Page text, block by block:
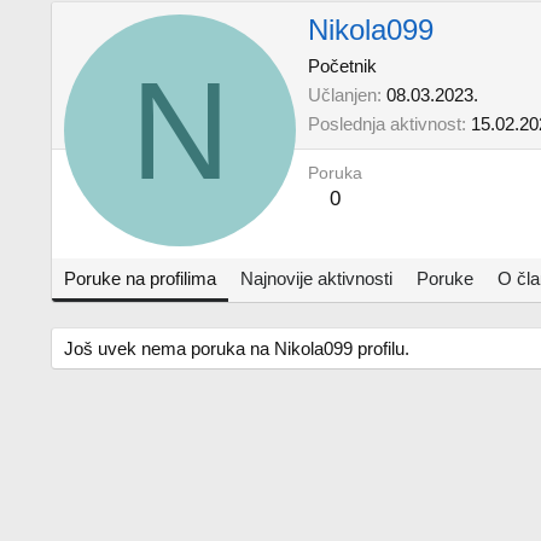
N
Nikola099
Početnik
Učlanjen 08.03.2023.
Poslednja aktivnost
Poruka
0
Poruke na profilima Najnovije aktivnosti Poruke O
Još uvek nema poruka na Nikola099 profilu.